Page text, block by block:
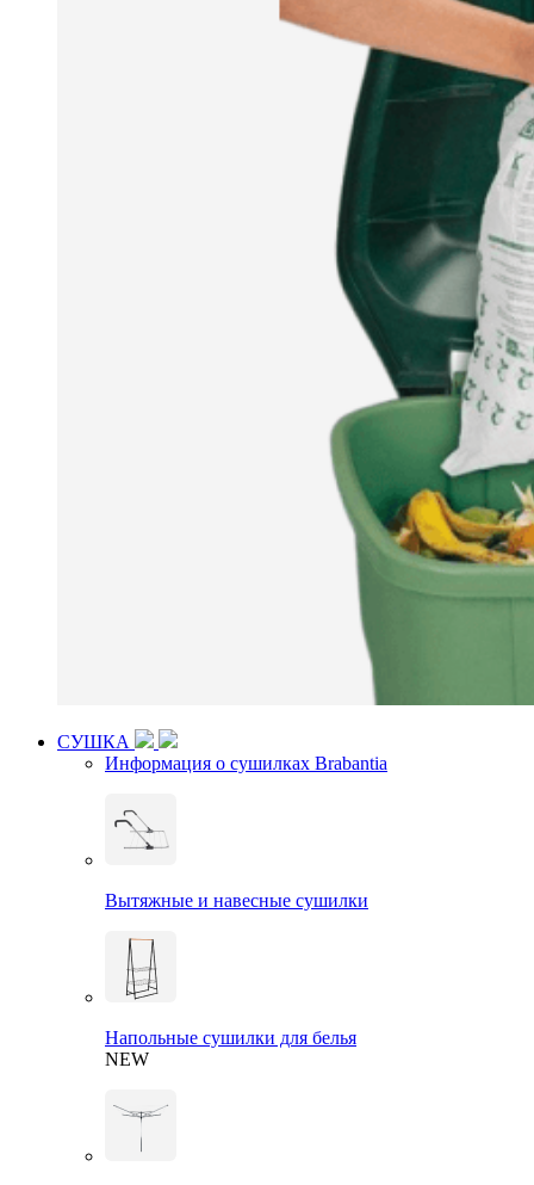
СУШКА
Информация о сушилках Brabantia
Вытяжные и навесные сушилки
Напольные сушилки для белья
NEW